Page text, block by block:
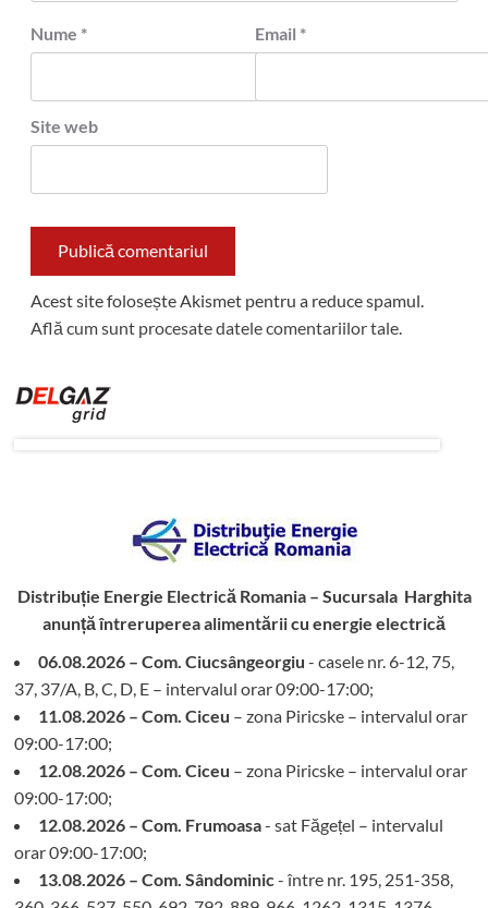
Nume * Email *
Site web
Acest site folosește Akismet pentru a reduce spamul.
Află cum sunt procesate datele comentariilor tale.
Distribuție Energie Electrică Romania – Sucursala Harghita
anunță întreruperea alimentării cu energie electrică
06.08.2026 – Com. Ciucsângeorgiu - casele nr. 6-12, 75,
37, 37/A, B, C, D, E – intervalul orar 09:00-17:00;
11.08.2026 – Com. Ciceu – zona Piricske – intervalul orar
09:00-17:00;
12.08.2026 – Com. Ciceu – zona Piricske – intervalul orar
09:00-17:00;
12.08.2026 – Com. Frumoasa- sat Făgețel – intervalul
orar 09:00-17:00;
13.08.2026 – Com. Sândominic - între nr. 195, 251-358,